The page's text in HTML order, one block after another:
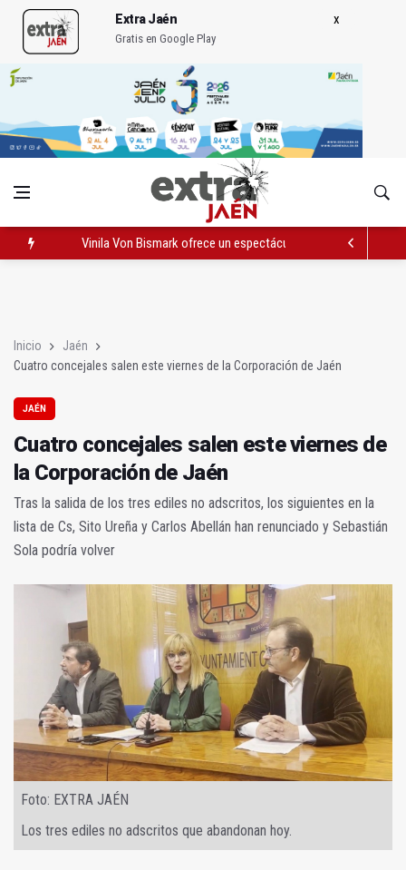
Extra Jaén
Gratis en Google Play
Vinila Von Bismark ofrece un espectáculo "rompedor" en el
Inicio
Jaén
Cuatro concejales salen este viernes de la Corporación de Jaén
JAÉN
Cuatro concejales salen este viernes de
la Corporación de Jaén
Tras la salida de los tres ediles no adscritos, los siguientes en la
lista de Cs, Sito Ureña y Carlos Abellán han renunciado y Sebastián
Sola podría volver
Foto: EXTRA JAÉN
Los tres ediles no adscritos que abandonan hoy.